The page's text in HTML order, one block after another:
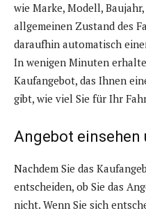
wie Marke, Modell,
allgemeinen Zustand des
daraufhin automatisch
In wenigen Minuten
Kaufangebot, das Ihnen
gibt, wie viel Sie für Ihr
Angebot einsehen
Nachdem Sie das
entscheiden, ob Sie das
nicht. Wenn Sie sich